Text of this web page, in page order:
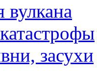
вулкана
засухи